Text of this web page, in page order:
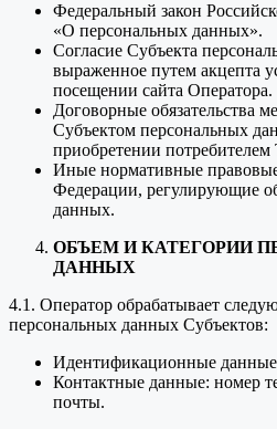
Федеральный закон
«О персональных данных».
Согласие Субъекта
выраженное путем акцепта
посещении сайта Оператора.
Договорные обязательства
Субъектом персональных
приобретении потребителем
Иные нормативные
Федерации, регулирующие
данных.
ОБЪЕМ И КАТЕГОРИИ
ДАННЫХ
4.1. Оператор обрабатывает
персональных данных Субъектов:
Идентификационные
Контактные данные: номер
почты.